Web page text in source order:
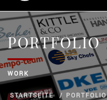
PORTFOLIO
WORK
STARTSEITE PORTFOLIO